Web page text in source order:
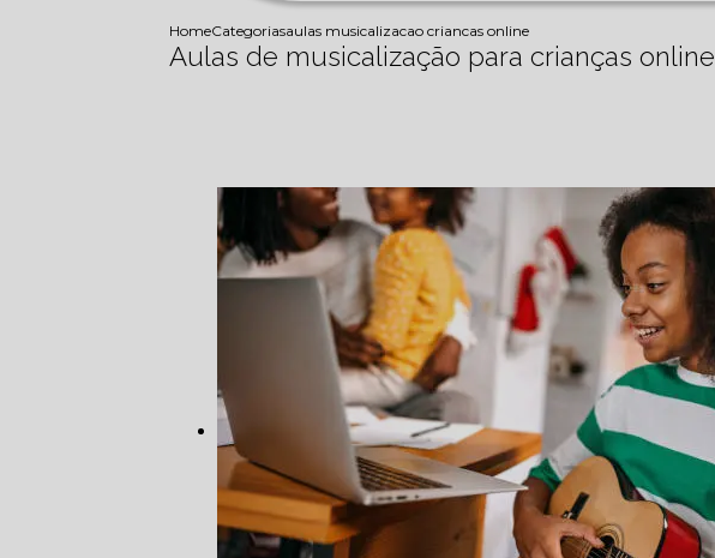
HomeCategoriasaulas musicalizacao criancas online
Aulas de musicalização para crianças online